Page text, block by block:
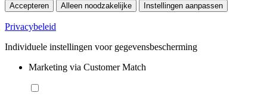
Accepteren Alleen noodzakelijke Instellingen aanpassen
Privacybeleid
Individuele instellingen voor gegevensbescherming
Marketing via Customer Match